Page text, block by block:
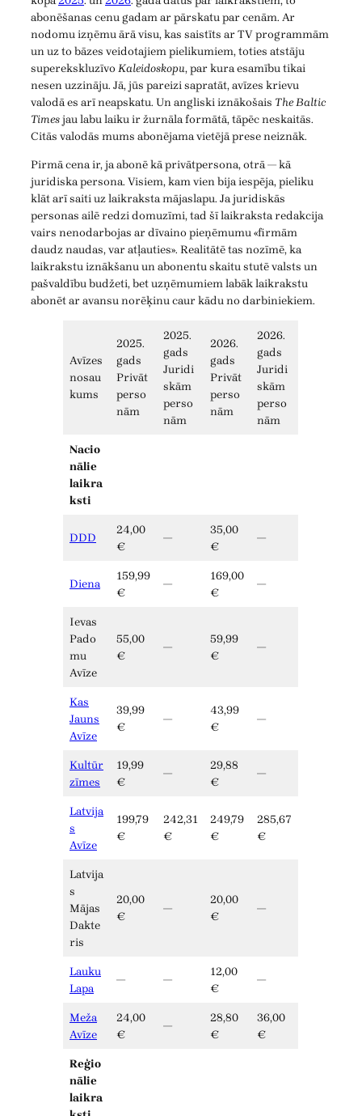
abonēšanas cenu gadam ar pārskatu par cenām. Ar
nodomu izņēmu ārā visu, kas saistīts ar TV programmām
un uz to bāzes veidotajiem pielikumiem, toties atstāju
superekskluzīvoKaleidoskopu, par kura esamību tikai
nesen uzzināju. Jā, jūs pareizi sapratāt, avīzes krievu
valodā es arī neapskatu. Un angliski iznākošais The Baltic
Timesjau labu laiku ir žurnāla formātā, tāpēc neskaitās.
Citās valodās mums abonējama vietējā prese neiznāk.
Pirmā cena ir, ja abonē kā privātpersona, otrā — kā
juridiska persona. Visiem, kam vien bija iespēja, pieliku
klāt arī saiti uz laikraksta mājaslapu. Ja juridiskās
personas ailē redzi domuzīmi, tad šī laikraksta redakcija
vairs nenodarbojas ar dīvaino pieņēmumu «firmām
daudz naudas, var atļauties». Realitātē tas nozīmē, ka
laikrakstu iznākšanu un abonentu skaitu stutē valsts un
pašvaldību budžeti, bet uzņēmumiem labāk laikrakstu
abonēt ar avansu norēķinu caur kādu no darbiniekiem.
Avīzes
nosau
kums
2025.
gads
Privāt
perso
nām
2025.
gads
Juridi
skām
perso
nām
2026.
gads
Privāt
perso
nām
2026.
gads
Juridi
skām
perso
nām
Nacio
nālie
laikra
ksti
DDD
24,00
€
—
35,00
€
—
Diena
159,99
€
—
169,00
€
—
Ievas
Pado
mu
Avīze
55,00
€
—
59,99
€
—
Kas
Jauns
Avīze
39,99
€
—
43,99
€
—
Kultūr
zīmes
19,99
€
—
29,88
€
—
Latvija
s
Avīze
199,79
€
242,31
€
249,79
€
285,67
€
Latvija
s
Mājas
Dakte
ris
20,00
€
—
20,00
€
—
Lauku
Lapa
— —
12,00
€
—
Meža
Avīze
24,00
€
—
28,80
€
36,00
€
Reģio
nālie
laikra